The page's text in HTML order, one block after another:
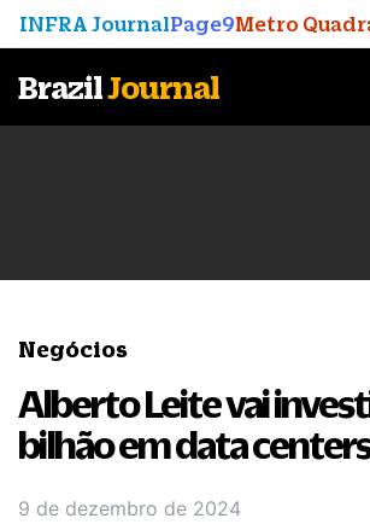
INFRA JournalPage9Metro
BrazilJournal
Negócios
Alberto Leite vai
bilhão em data centers
9 de dezembro de 2024